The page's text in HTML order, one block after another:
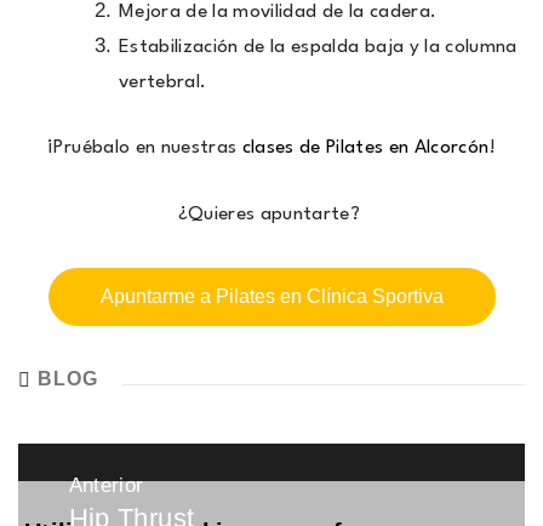
Mejora de la movilidad de la cadera.
Estabilización de la espalda baja y la columna
vertebral.
¡Pruébalo en nuestras clases de Pilates en Alcorcón!
¿Quieres apuntarte?
Apuntarme a Pilates en Clínica Sportiva
BLOG
Anterior
Entrada
Hip Thrust